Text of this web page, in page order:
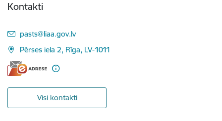
Kontakti
E-pasts:
pasts@liaa.gov.lv
Pērses iela 2, Rīga, LV-1011
Visi kontakti